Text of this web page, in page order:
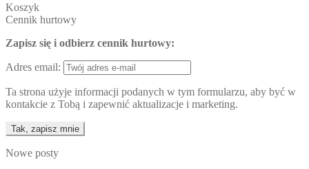
Koszyk
Cennik hurtowy
Zapisz się i odbierz cennik hurtowy:
Adres email:
Ta strona użyje informacji podanych w tym formularzu, aby być w
kontakcie z Tobą i zapewnić aktualizacje i marketing.
Nowe posty